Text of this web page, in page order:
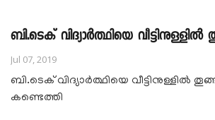
ബി.ടെക് വിദ്യാർത്ഥിയെ വീട്ടിനുള്ളിൽ
Jul 07, 2019
ബി.ടെക് വിദ്യാർത്ഥിയെ വീട്ടിനുള്ളിൽ
കണ്ടെത്തി